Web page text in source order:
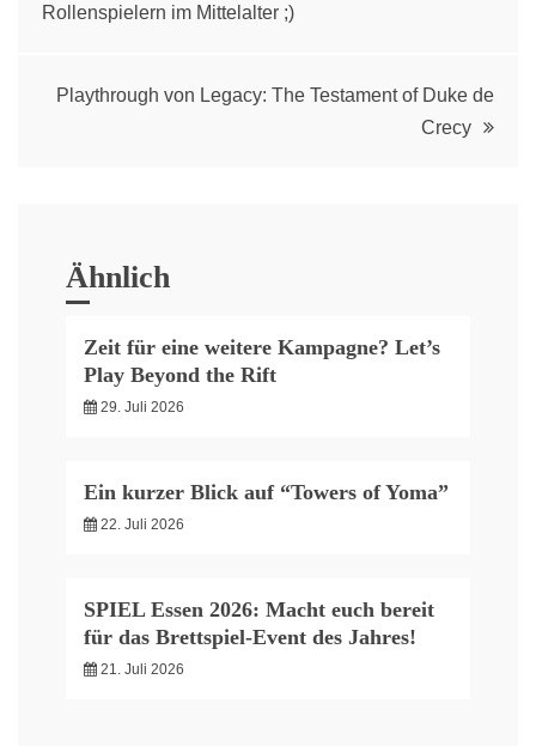
navigation
Rollenspielern im Mittelalter ;)
Playthrough von Legacy: The Testament of Duke de
Crecy
Ähnlich
Zeit für eine weitere Kampagne? Let’s
Play Beyond the Rift
29. Juli 2026
Ein kurzer Blick auf “Towers of Yoma”
22. Juli 2026
SPIEL Essen 2026: Macht euch bereit
für das Brettspiel-Event des Jahres!
21. Juli 2026